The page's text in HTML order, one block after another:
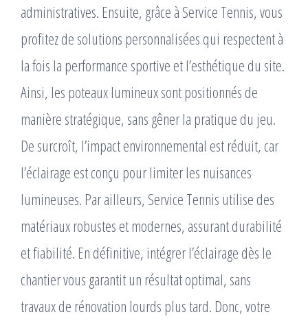
administratives. Ensuite, grâce à Service Tennis, vous
profitez de solutions personnalisées qui respectent à
la fois la performance sportive et l’esthétique du site.
Ainsi, les poteaux lumineux sont positionnés de
manière stratégique, sans gêner la pratique du jeu.
De surcroît, l’impact environnemental est réduit, car
l’éclairage est conçu pour limiter les nuisances
lumineuses. Par ailleurs, Service Tennis utilise des
matériaux robustes et modernes, assurant durabilité
et fiabilité. En définitive, intégrer l’éclairage dès le
chantier vous garantit un résultat optimal, sans
travaux de rénovation lourds plus tard. Donc, votre